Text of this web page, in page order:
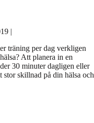
|
träning per dag verkligen
Att planera in en
30 minuter dagligen eller
skillnad på din hälsa och